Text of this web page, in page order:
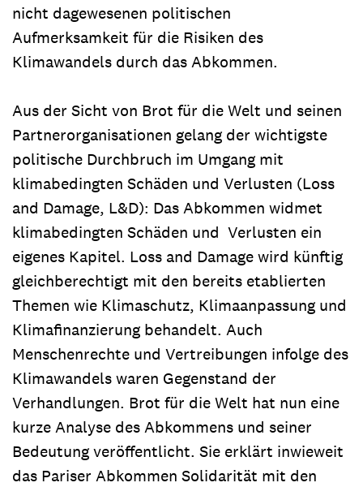
nicht dagewesenen politischen
Aufmerksamkeit für die Risiken des
Klimawandels durch das Abkommen.
Aus der Sicht von Brot für die Welt und seinen
Partnerorganisationen gelang der wichtigste
politische Durchbruch im Umgang mit
klimabedingten Schäden und Verlusten (Loss
and Damage, L&D): Das Abkommen widmet
klimabedingten Schäden und Verlusten ein
eigenes Kapitel. Loss and Damage wird künftig
gleichberechtigt mit den bereits etablierten
Themen wie Klimaschutz, Klimaanpassung und
Klimafinanzierung behandelt. Auch
Menschenrechte und Vertreibungen infolge des
Klimawandels waren Gegenstand der
Verhandlungen. Brot für die Welt hat nun eine
kurze Analyse des Abkommens und seiner
Bedeutung veröffentlicht. Sie erklärt inwieweit
das Pariser Abkommen Solidarität mit den